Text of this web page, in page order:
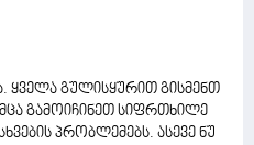
ყველა გულისყურით გისმენთ
გამოიჩინეთ სიფრთხილე
პრობლემებს. ასევე ნუ